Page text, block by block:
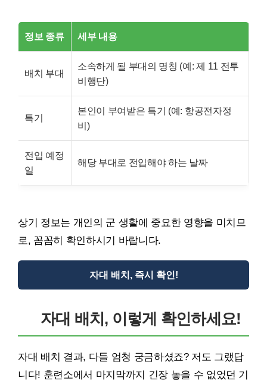
정보 종류 세부 내용
배치 부대
소속하게 될 부대의 명칭 (예: 제 11 전투
비행단)
특기
본인이 부여받은 특기 (예: 항공전자정
비)
전입 예정
일
해당 부대로 전입해야 하는 날짜
상기 정보는 개인의 군 생활에 중요한 영향을 미치므
로, 꼼꼼히 확인하시기 바랍니다.
자대 배치, 즉시 확인!
자대 배치, 이렇게 확인하세요!
자대 배치 결과, 다들 엄청 궁금하셨죠? 저도 그랬답
니다! 훈련소에서 마지막까지 긴장 놓을 수 없었던 기